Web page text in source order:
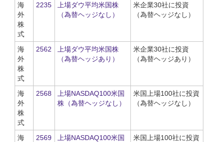
海
外
株
式
2235
上場ダウ平均米国株
（為替ヘッジなし）
米企業30社に投資
（為替ヘッジなし）
海
外
株
式
2562
上場ダウ平均米国株
（為替ヘッジあり）
米企業30社に投資
（為替ヘッジあり）
海
外
株
式
2568
上場NASDAQ100米国
株（為替ヘッジなし）
米国上場100社に投資
（為替ヘッジなし）
海
2569
上場NASDAQ100米国
米国上場100社に投資